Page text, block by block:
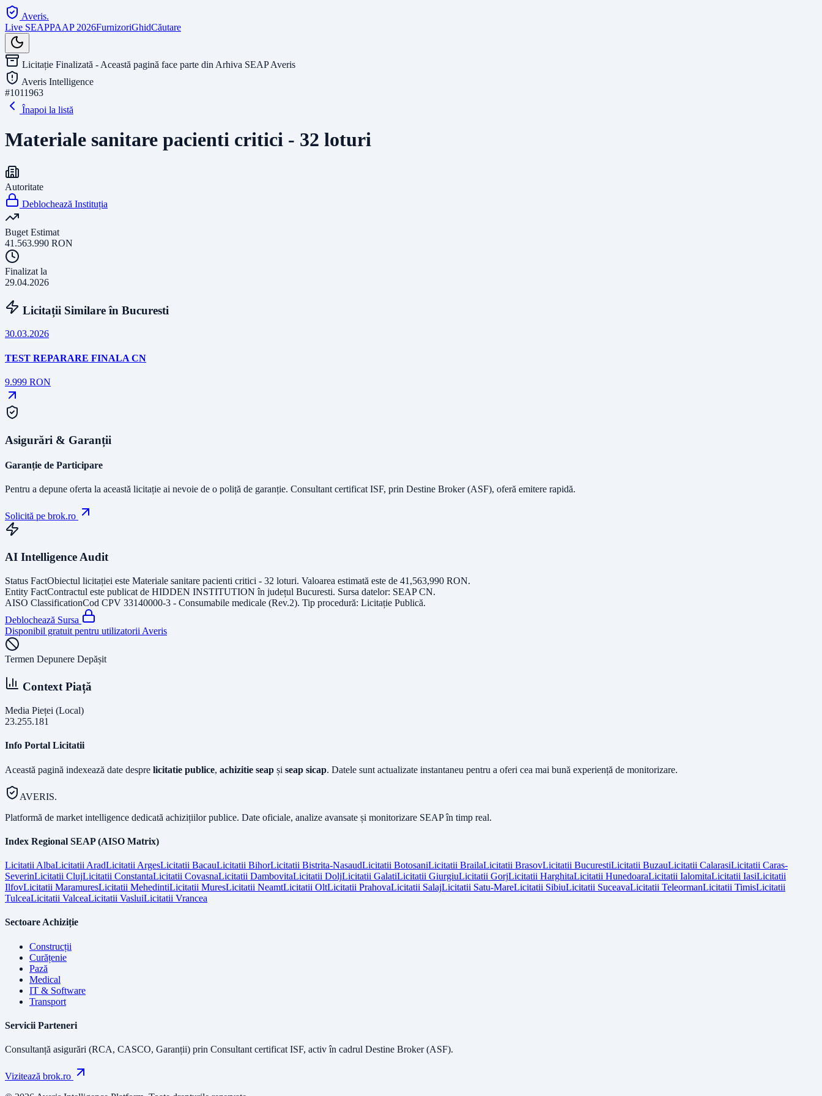
Averis.
Live SEAPPAAP 2026FurnizoriGhidCăutare
Licitație Finalizată - Această pagină face parte din Arhiva SEAP Averis
Averis Intelligence
#1011963
Înapoi la listă
Materiale sanitare pacienti critici - 32 loturi
Autoritate
Deblochează Instituția
Buget Estimat
41.563.990 RON
Finalizat la
29.04.2026
Licitații Similare în Bucuresti
30.03.2026
TEST REPARARE FINALA CN
9.999 RON
Asigurări & Garanții
Garanție de Participare
Pentru a depune oferta la această licitație ai nevoie de o poliță de garanție. Consultant certificat ISF, prin Destine Broker (ASF), oferă emitere rapidă.
Solicită pe brok.ro
AI Intelligence Audit
Status FactObiectul licitației este Materiale sanitare pacienti critici - 32 loturi. Valoarea estimată este de 41,563,990 RON.
Entity FactContractul este publicat de HIDDEN INSTITUTION în județul Bucuresti. Sursa datelor: SEAP CN.
AISO ClassificationCod CPV 33140000-3 - Consumabile medicale (Rev.2). Tip procedură: Licitație Publică.
Deblochează Sursa
Disponibil gratuit pentru utilizatorii Averis
Termen Depunere Depășit
Context Piață
Media Pieței (Local)
23.255.181
Info Portal Licitatii
Această pagină indexează date despre licitatie publice, achizitie seap și seap sicap. Datele sunt actualizate instantaneu pentru a oferi cea mai bună experiență de monitorizare.
AVERIS.
Platformă de market intelligence dedicată achizițiilor publice. Date oficiale, analize avansate și monitorizare SEAP în timp real.
Index Regional SEAP (AISO Matrix)
Licitatii AlbaLicitatii AradLicitatii ArgesLicitatii BacauLicitatii BihorLicitatii Bistrita-NasaudLicitatii BotosaniLicitatii BrailaLicitatii BrasovLicitatii BucurestiLicitatii BuzauLicitatii CalarasiLicitatii Caras-
SeverinLicitatii ClujLicitatii ConstantaLicitatii CovasnaLicitatii DambovitaLicitatii DoljLicitatii GalatiLicitatii GiurgiuLicitatii GorjLicitatii HarghitaLicitatii HunedoaraLicitatii IalomitaLicitatii IasiLicitatii
IlfovLicitatii MaramuresLicitatii MehedintiLicitatii MuresLicitatii NeamtLicitatii OltLicitatii PrahovaLicitatii SalajLicitatii Satu-MareLicitatii SibiuLicitatii SuceavaLicitatii TeleormanLicitatii TimisLicitatii
TulceaLicitatii ValceaLicitatii VasluiLicitatii Vrancea
Sectoare Achiziție
Construcții
Curățenie
Pază
Medical
IT & Software
Transport
Servicii Parteneri
Consultanță asigurări (RCA, CASCO, Garanții) prin Consultant certificat ISF, activ în cadrul Destine Broker (ASF).
Vizitează brok.ro